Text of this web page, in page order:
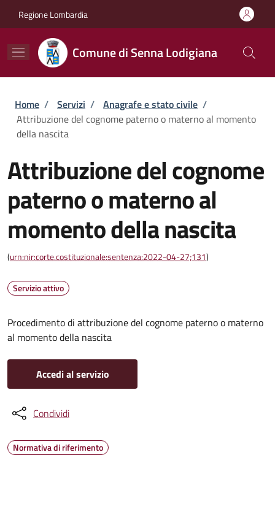
Regione Lombardia
Comune di Senna Lodigiana
Briciole di pane
Home / Servizi / Anagrafe e stato civile /
Attribuzione del cognome paterno o materno al momento
della nascita
Attribuzione del cognome
paterno o materno al
momento della nascita
(urn:nir:corte.costituzionale:sentenza:2022-04-27;131)
Servizio attivo
Procedimento di attribuzione del cognome paterno o materno
al momento della nascita
Accedi al servizio
Condividi
Normativa di riferimento